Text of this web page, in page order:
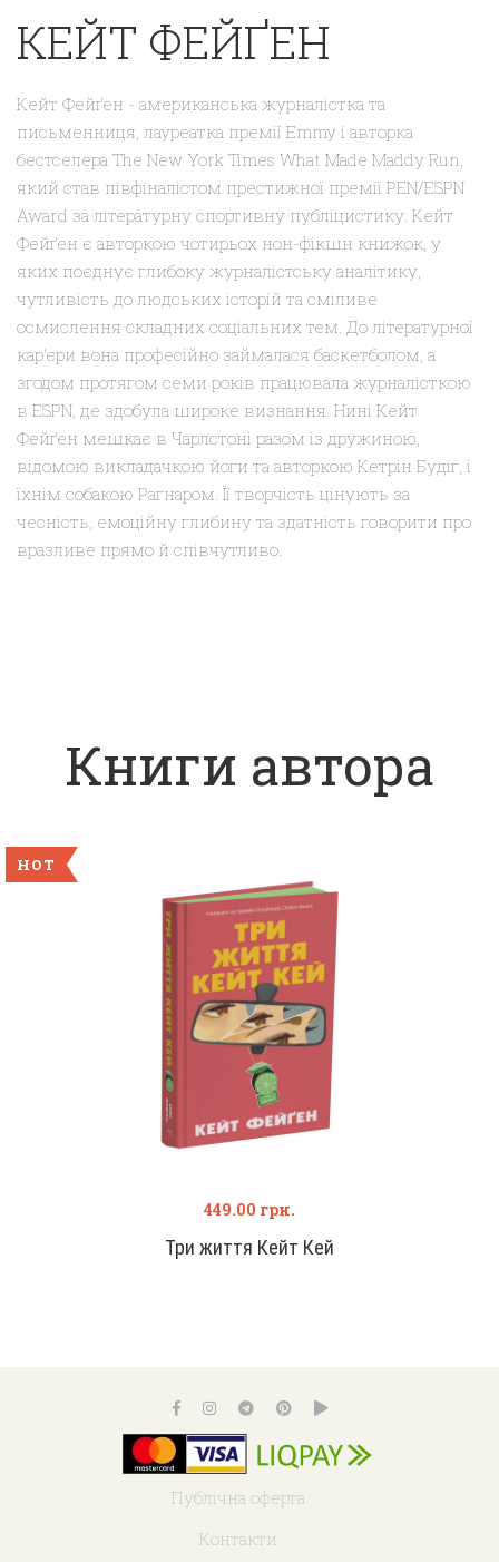
КЕЙТ ФЕЙҐЕН
Кейт Фейґен - американська журналістка та
письменниця, лауреатка премії Emmy і авторка
бестселера The New York Times What Made Maddy Run,
який став півфіналістом престижної премії PEN/ESPN
Award за літературну спортивну публіцистику. Кейт
Фейґен є авторкою чотирьох нон-фікшн книжок, у
яких поєднує глибоку журналістську аналітику,
чутливість до людських історій та сміливе
осмислення складних соціальних тем. До літературної
кар’єри вона професійно займалася баскетболом, а
згодом протягом семи років працювала журналісткою
в ESPN, де здобула широке визнання. Нині Кейт
Фейґен мешкає в Чарлстоні разом із дружиною,
відомою викладачкою йоги та авторкою Кетрін Будіг, і
їхнім собакою Рагнаром. Її творчість цінують за
чесність, емоційну глибину та здатність говорити про
вразливе прямо й співчутливо.
Книги автора
HOT
Три життя Кейт Кей
449.00 грн.
Публічна оферта
Контакти